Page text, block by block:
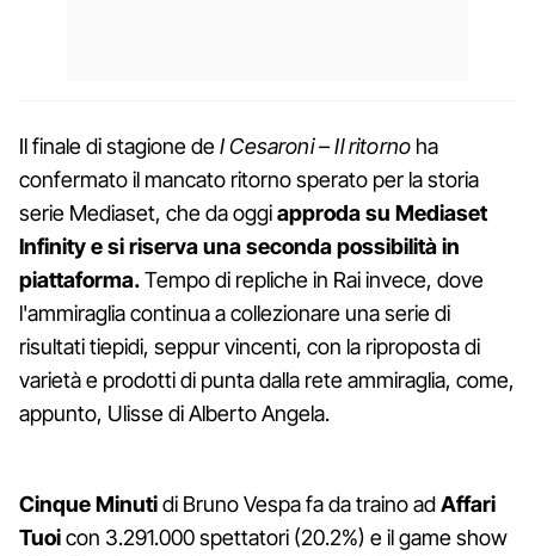
Il finale di stagione deI Cesaroni – Il ritorno ha
confermato il mancato ritorno sperato per la storia
serie Mediaset, che da oggiapproda su Mediaset
Infinity e si riserva una seconda possibilità in
piattaforma.Tempo di repliche in Rai invece, dove
l'ammiraglia continua a collezionare una serie di
risultati tiepidi, seppur vincenti, con la riproposta di
varietà e prodotti di punta dalla rete ammiraglia, come,
appunto, Ulisse di Alberto Angela.
Cinque Minutidi Bruno Vespa fa da traino adAffari
Tuoicon 3.291.000 spettatori (20.2%) e il game show